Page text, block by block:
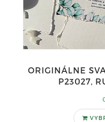
ORIGINÁLNE
P23027,